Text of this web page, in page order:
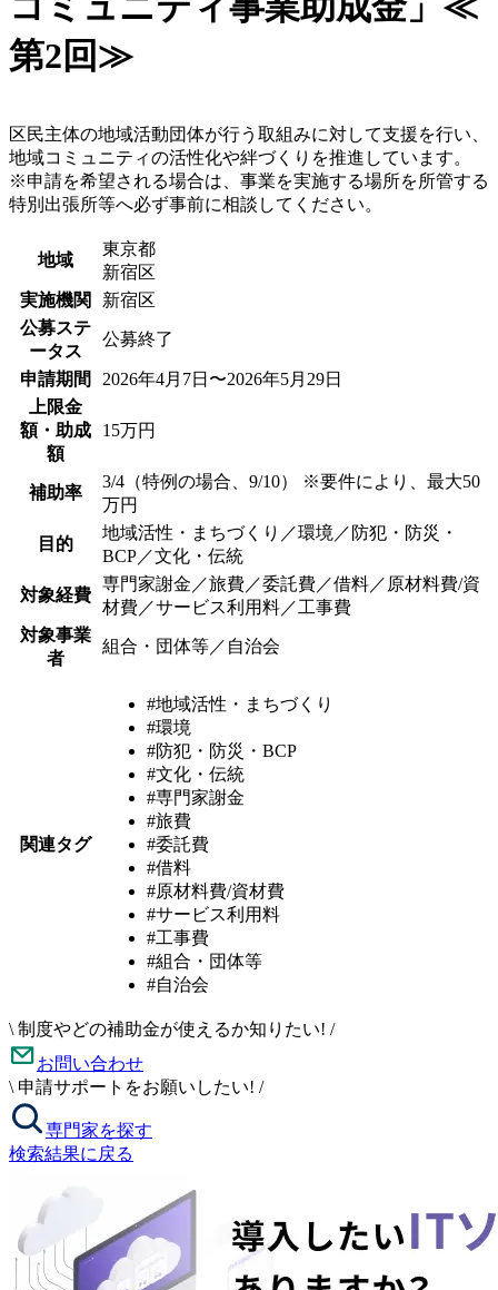
第2回≫
区民主体の地域活動団体が行う取組みに対して支援を行い、
地域コミュニティの活性化や絆づくりを推進しています。
※申請を希望される場合は、事業を実施する場所を所管する
特別出張所等へ必ず事前に相談してください。
地域
東京都
新宿区
実施機関
新宿区
公募ステ
ータス
公募終了
申請期間
2026年4月7日〜2026年5月29日
上限金
額・助成
額
15万円
補助率
3/4（特例の場合、9/10） ※要件により、最大50
万円
目的
地域活性・まちづくり／環境／防犯・防災・
BCP／文化・伝統
対象経費
専門家謝金／旅費／委託費／借料／原材料費/資
材費／サービス利用料／工事費
対象事業
者
組合・団体等／自治会
関連タグ
#地域活性・まちづくり
#環境
#防犯・防災・BCP
#文化・伝統
#専門家謝金
#旅費
#委託費
#借料
#原材料費/資材費
#サービス利用料
#工事費
#組合・団体等
#自治会
\ 制度やどの補助金が使えるか知りたい! /
お問い合わせ
\ 申請サポートをお願いしたい! /
専門家を探す
検索結果に戻る